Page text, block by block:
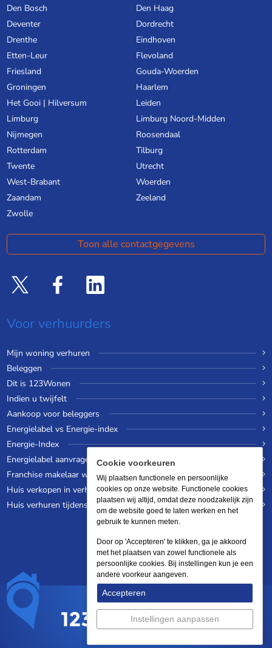
Den Bosch
Den Haag
Deventer
Dordrecht
Drenthe
Eindhoven
Etten-Leur
Flevoland
Friesland
Gouda-Woerden
Groningen
Haarlem
Het Gooi | Hilversum
Leiden
Limburg
Limburg Noord-Midden
Nijmegen
Roosendaal
Rotterdam
Tilburg
Twente
Utrecht
West-Brabant
Woerden
Zaandam
Zeeland
Zwolle
Toon alle contactgegevens
Voor verhuurders
Mijn woning verhuren
Beleggen
Dit is 123Wonen
Indien u twijfelt
Aankoop voor beleggers
Energielabel vs Energie-index
Energie-Index
Energielabel aanvragen
Franchise makelaar worden
Huis verkopen in verhuurde staat
Huis verhuren tijdens een wereldreis
Cookie voorkeuren
Wij plaatsen functionele en persoonlijke
cookies op onze website. Functionele cookies
plaatsen wij altijd, omdat deze noodzakelijk zijn
om de website goed te laten werken en het
gebruik te kunnen meten.
Door op 'Accepteren' te klikken, ga je akkoord
met het plaatsen van zowel functionele als
persoonlijke cookies. Bij instellingen kun je een
andere voorkeur aangeven.
Accepteren
Instellingen aanpassen